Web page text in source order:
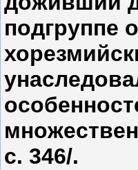
подгруппе
с. 346/.